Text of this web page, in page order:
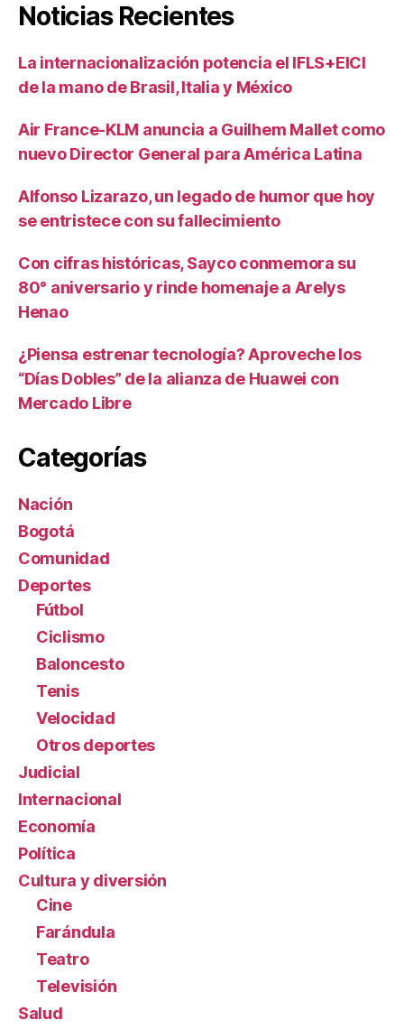
Noticias Recientes
La internacionalización potencia el IFLS+EICI
de la mano de Brasil, Italia y México
Air France-KLM anuncia a Guilhem Mallet como
nuevo Director General para América Latina
Alfonso Lizarazo, un legado de humor que hoy
se entristece con su fallecimiento
Con cifras históricas, Sayco conmemora su
80° aniversario y rinde homenaje a Arelys
Henao
¿Piensa estrenar tecnología? Aproveche los
“Días Dobles” de la alianza de Huawei con
Mercado Libre
Categorías
Nación
Bogotá
Comunidad
Deportes
Fútbol
Ciclismo
Baloncesto
Tenis
Velocidad
Otros deportes
Judicial
Internacional
Economía
Política
Cultura y diversión
Cine
Farándula
Teatro
Televisión
Salud